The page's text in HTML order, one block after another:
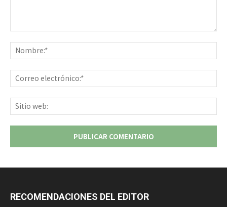
RECOMENDACIONES DEL EDITOR